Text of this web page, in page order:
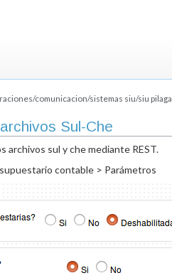
comunicacion/sistemas siu/siu pilaga
Sul-Che
archivos sul y che mediante REST.
contable > Parámetros